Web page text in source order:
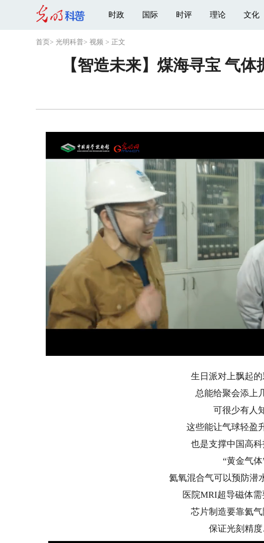
时政 国际 时评 理论 文化
首页 > 光明科普> 视频 > 正文
【智造未来】煤海寻宝 气
3.66%
生日派对上飘起
总能给聚会添上
可很少有人
这些能让气球轻盈
也是支撑中国高
“黄金气体
氦氧混合气可以预防潜
医院MRI超导磁体
芯片制造要靠氦
保证光刻精